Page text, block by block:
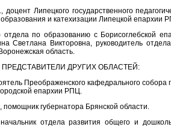
Липецкого государственного
и катехизации Липецкой епархии
отдела по образованию с Борисоглебской
Светлана Викторовна, руководитель
область.
ДРУГИХ ОБЛАСТЕЙ:
Преображенского кафедрального собора
епархии РПЦ.
губернатора Брянской области.
отдела развития общего и